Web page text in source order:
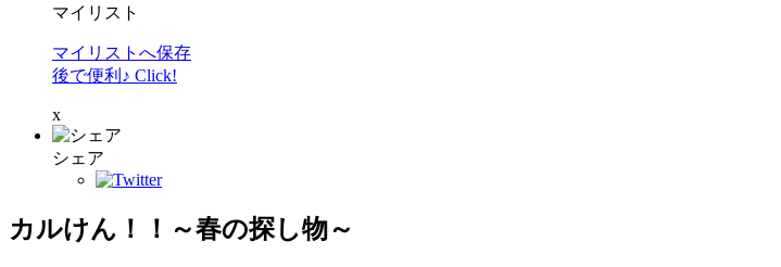
マイリスト
マイリストへ保存
後で便利♪ Click!
x
シェア
カルけん！！～春の探し物～